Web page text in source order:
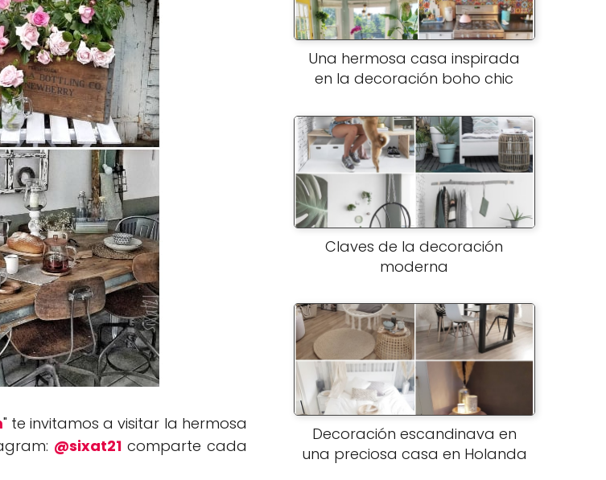
" te invitamos a visitar la hermosa
@sixat21comparte cada
Una hermosa casa inspirada
en la decoración boho chic
Claves de la decoración
moderna
Decoración escandinava en
una preciosa casa en Holanda